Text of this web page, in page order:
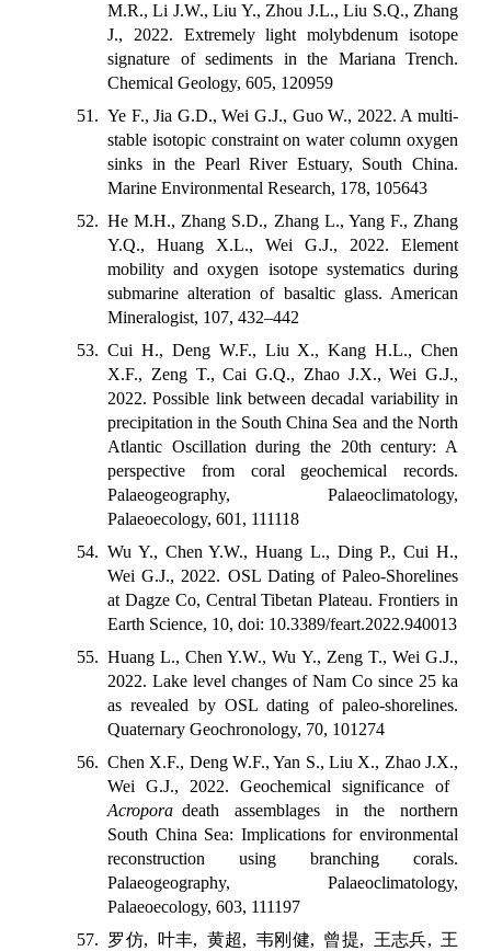
M.R., Li J.W., Liu Y., Zhou J.L., Liu S.Q., Zhang
J., 2022. Extremely light molybdenum isotope
signature of sediments in the Mariana Trench.
Chemical Geology, 605, 120959
51. Ye F., Jia G.D., Wei G.J., Guo W., 2022. A multi-
stable isotopic constraint on water column oxygen
sinks in the Pearl River Estuary, South China.
Marine Environmental Research, 178, 105643
52. He M.H., Zhang S.D., Zhang L., Yang F., Zhang
Y.Q., Huang X.L., Wei G.J., 2022. Element
mobility and oxygen isotope systematics during
submarine alteration of basaltic glass. American
Mineralogist, 107, 432–442
53. Cui H., Deng W.F., Liu X., Kang H.L., Chen
X.F., Zeng T., Cai G.Q., Zhao J.X., Wei G.J.,
2022. Possible link between decadal variability in
precipitation in the South China Sea and the North
Atlantic Oscillation during the 20th century: A
perspective from coral geochemical records.
Palaeogeography, Palaeoclimatology,
Palaeoecology, 601, 111118
54. Wu Y., Chen Y.W., Huang L., Ding P., Cui H.,
Wei G.J., 2022. OSL Dating of Paleo-Shorelines
at Dagze Co, Central Tibetan Plateau. Frontiers in
Earth Science, 10, doi: 10.3389/feart.2022.940013
55. Huang L., Chen Y.W., Wu Y., Zeng T., Wei G.J.,
2022. Lake level changes of Nam Co since 25 ka
as revealed by OSL dating of paleo-shorelines.
Quaternary Geochronology, 70, 101274
56. Chen X.F., Deng W.F., Yan S., Liu X., Zhao J.X.,
Wei G.J., 2022. Geochemical significance of
Acropora death assemblages in the northern
South China Sea: Implications for environmental
reconstruction using branching corals.
Palaeogeography, Palaeoclimatology,
Palaeoecology, 603, 111197
57. 罗仿, 叶丰, 黄超, 韦刚健, 曾提, 王志兵, 王